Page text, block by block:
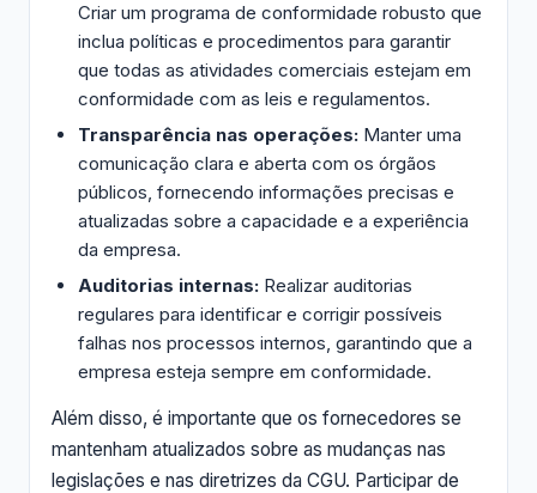
Criar um programa de conformidade robusto que
inclua políticas e procedimentos para garantir
que todas as atividades comerciais estejam em
conformidade com as leis e regulamentos.
Transparência nas operações: Manter uma
comunicação clara e aberta com os órgãos
públicos, fornecendo informações precisas e
atualizadas sobre a capacidade e a experiência
da empresa.
Auditorias internas: Realizar auditorias
regulares para identificar e corrigir possíveis
falhas nos processos internos, garantindo que a
empresa esteja sempre em conformidade.
Além disso, é importante que os fornecedores se
mantenham atualizados sobre as mudanças nas
legislações e nas diretrizes da CGU. Participar de